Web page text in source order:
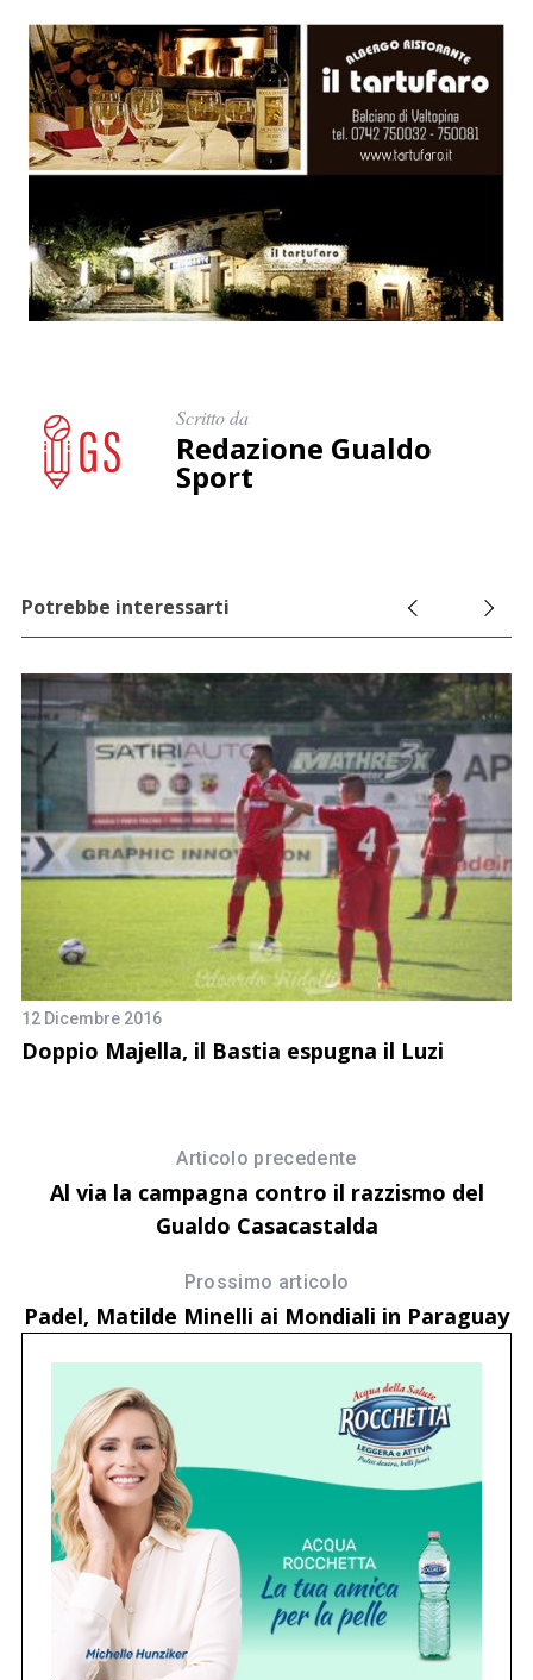
Scritto da
Redazione Gualdo
Sport
Potrebbe interessarti
12 Dicembre 2016
Doppio Majella, il Bastia espugna il Luzi
Articolo precedente
Al via la campagna contro il razzismo del
Gualdo Casacastalda
Prossimo articolo
Padel, Matilde Minelli ai Mondiali in Paraguay